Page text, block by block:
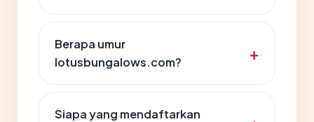
Berapa umur
lotusbungalows.com?
Siapa yang mendaftarkan